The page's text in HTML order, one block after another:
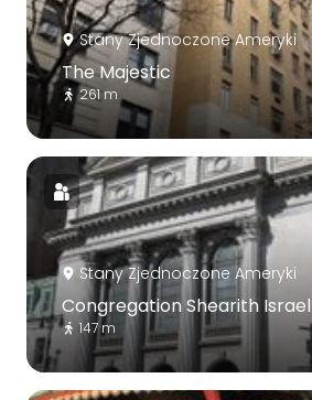
Stany Zjednoczone Ameryki
The Majestic
261 m
Stany Zjednoczone Ameryki
Congregation Shearith Israel
147 m